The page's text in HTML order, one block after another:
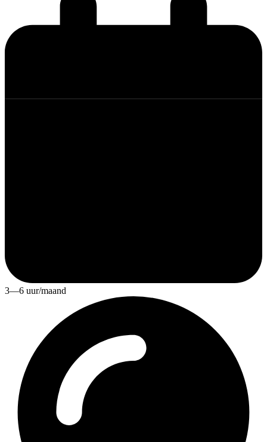
3—6 uur/maand